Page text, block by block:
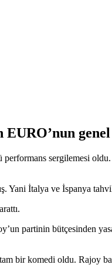
EURO’nun
sergilemesi
İtalya ve İspanya
partinin bütçesinden
bir komedi oldu. Rajoy